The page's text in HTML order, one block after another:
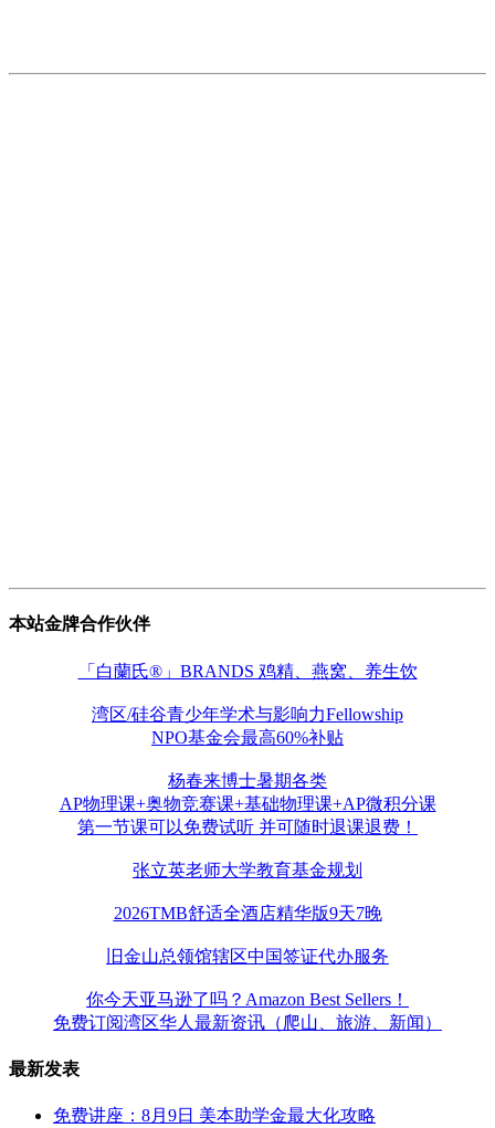
本站金牌合作伙伴
「白蘭氏®」BRANDS 鸡精、燕窝、养生饮
湾区/硅谷青少年学术与影响力Fellowship
NPO基金会最高60%补贴
杨春来博士暑期各类
AP物理课+奥物竞赛课+基础物理课+AP微积分课
第一节课可以免费试听 并可随时退课退费！
张立英老师大学教育基金规划
2026TMB舒适全酒店精华版9天7晚
旧金山总领馆辖区中国签证代办服务
你今天亚马逊了吗？Amazon Best Sellers！
免费订阅湾区华人最新资讯（爬山、旅游、新闻）
最新发表
免费讲座：8月9日 美本助学金最大化攻略